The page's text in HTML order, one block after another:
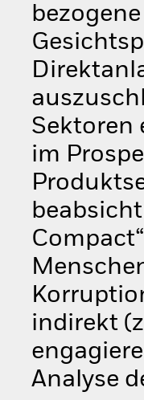
Sektoren
im
indirekt
Analyse